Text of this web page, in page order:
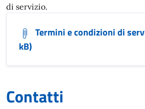
di servizio.
Termini e condizioni di
kB)
Contatti